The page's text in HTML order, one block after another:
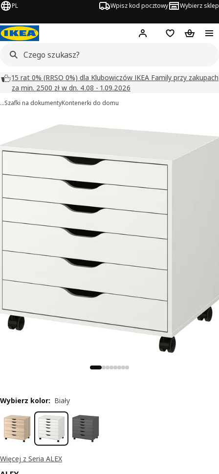
PL Wpisz kod pocztowy Wybierz sklep
Hej! Zaloguj się
Lista zakupowa
Koszyk
15 rat 0% (RRSO 0%) dla Klubowiczów IKEA Family przy zakupach
za min. 2500 zł w dn. 4.08 - 1.09.2026
…Szafki na dokumentyKontenerki do domu
Więcej z Seria ALEX
Wybierz kolor: Biały